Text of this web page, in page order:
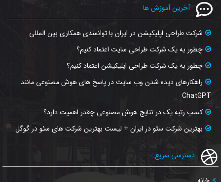
آخرین آموزش ها
شرکت طراحی اپلیکیشن در ایران با توانمندی همکاری بین المللی
چطور به یک شرکت طراحی سایت اعتماد کنیم؟
چطور به یک شرکت طراحی اپلیکیشن اعتماد کنیم؟
راهکارهای دیده شدن وب‌ سایت در پاسخ‌ های هوش مصنوعی مانند
ChatGPT
کسب رتبه یک در نتایج هوش مصنوعی چقدر اهمیت دارد؟
بهترین شرکت سئو در ایران + لیست بهترین شرکت های سئو در گوگل
دسترسی سریع